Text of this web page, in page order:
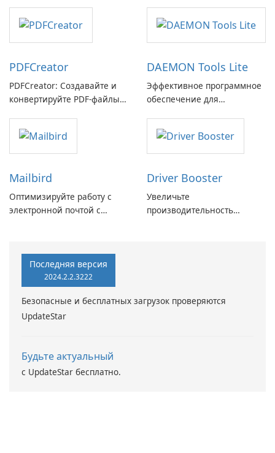
с легкостью
PDFCreator
PDFCreator: Создавайте и
конвертируйте PDF-файлы с
DAEMON Tools Lite
Эффективное программное
обеспечение для
Mailbird
Оптимизируйте работу с
электронной почтой с
Driver Booster
Увеличьте
производительность
Последняя версия
2024.2.2.3222
Безопасные и бесплатных загрузок проверяются
UpdateStar
Будьте актуальный
с UpdateStar бесплатно.